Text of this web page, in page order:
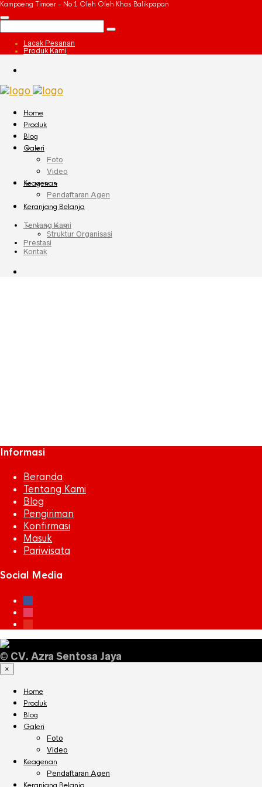
Kampoeng Timoer - No 1 Oleh Oleh Khas Balikpapan
Lacak Pesanan
Produk Kami
Home
Produk
Blog
Galeri
Foto
Video
Keagenan
Pendaftaran Agen
Keranjang Belanja
Tentang Kami
Struktur Organisasi
Prestasi
Kontak
Informasi
Beranda
Tentang Kami
Blog
Pengiriman
Konfirmasi
Masuk
Pariwisata
Social Media
facebook
instagram
youtube
© CV. Azra Sentosa Jaya
×
Home
Produk
Blog
Galeri
Foto
Video
Keagenan
Pendaftaran Agen
Keranjang Belanja